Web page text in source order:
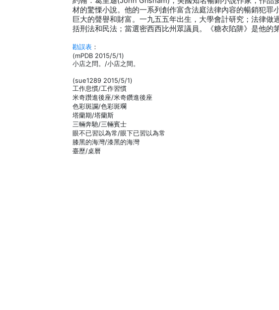
材的驚慄小說。他的一系列創作富含法庭法律內容的暢銷犯罪
巨大的聲譽和財富。一九五五年出生，大學會計研究；法律做
括刑法和民法；當選密西西比州眾議員。《糖衣陷阱》是他的
勘誤表 ：
(mPDB 2015/5/1)
小店之問。/小店之間。
(sue1289 2015/5/1)
工作息慣/工作習慣
米奇躦進後座/米奇鑽進後座
色彩斑讕/色彩斑斕
塔蘭期/塔蘭斯
三輛奔馳/三輛賓士
眼不已習以為常/眼下已習以為常
膝黑的海灣/漆黑的海灣
臺歷/桌曆